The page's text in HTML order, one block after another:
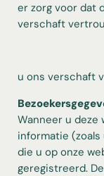
er zorg voor dat
verschaft
u ons verschaft
Wanneer u deze
informatie (zoals
die u op onze
geregistreerd.